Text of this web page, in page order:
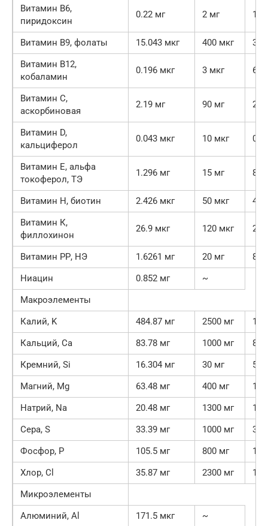
Витамин В6,
пиридоксин
0.22 мг 2 мг 11%
Витамин В9, фолаты 15.043 мкг 400 мкг
Витамин В12,
кобаламин
0.196 мкг 3 мкг
Витамин C,
аскорбиновая
2.19 мг 90 мг
Витамин D,
кальциферол
0.043 мкг 10 мкг
Витамин Е, альфа
токоферол, ТЭ
1.296 мг 15 мг
Витамин Н, биотин 2.426 мкг 50 мкг
Витамин К,
филлохинон
26.9 мкг 120 мкг
Витамин РР, НЭ 1.6261 мг 20 мг
Ниацин
0.852 мг
~
Макроэлементы
Калий, K
484.87 мг 2500 мг
Кальций, Ca
83.78 мг 1000 мг
Кремний, Si
16.304 мг 30 мг
Магний, Mg
63.48 мг 400 мг
Натрий, Na
20.48 мг 1300 мг
Сера, S
33.39 мг 1000 мг
Фосфор, P
105.5 мг 800 мг
Хлор, Cl
35.87 мг 2300 мг
Микроэлементы
Алюминий, Al
171.5 мкг ~